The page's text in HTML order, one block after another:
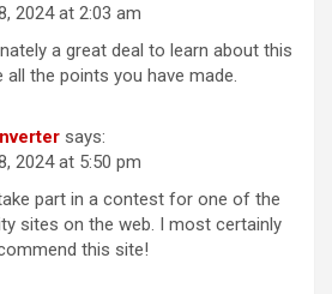
2024 at 2:03 am
a great deal to learn about this
all the points you have made.
says:
2024 at 5:50 pm
part in a contest for one of the
sites on the web. I most certainly
this site!